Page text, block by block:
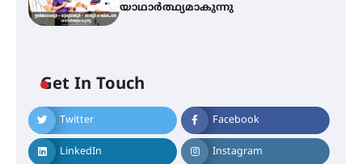
യാഥാർത്ഥ്യമാകുന്നു
Get In Touch
Twitter Facebook
LinkedIn Instagram
അരങ്ങ് 2026-ന്
സാംസ്കാരികപ്പൊലിമയോടെ
സമാപനം